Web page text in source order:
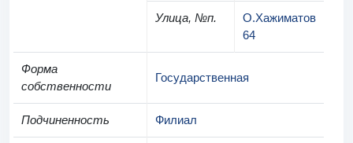
Улица, №п.
О.Хажиматов
64
Форма
собственности
Государственная
Подчиненность Филиал